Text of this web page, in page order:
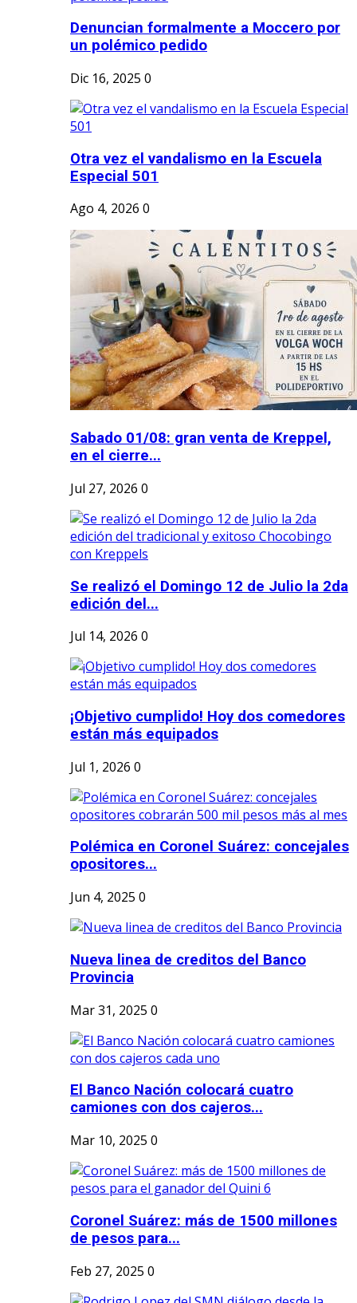
Denuncian formalmente a Moccero por
un polémico pedido
Dic 16, 2025 0
Otra vez el vandalismo en la Escuela
Especial 501
Ago 4, 2026 0
Sabado 01/08: gran venta de Kreppel,
en el cierre...
Jul 27, 2026 0
Se realizó el Domingo 12 de Julio la 2da
edición del...
Jul 14, 2026 0
¡Objetivo cumplido! Hoy dos comedores
están más equipados
Jul 1, 2026 0
Polémica en Coronel Suárez: concejales
opositores...
Jun 4, 2025 0
Nueva linea de creditos del Banco
Provincia
Mar 31, 2025 0
El Banco Nación colocará cuatro
camiones con dos cajeros...
Mar 10, 2025 0
Coronel Suárez: más de 1500 millones
de pesos para...
Feb 27, 2025 0